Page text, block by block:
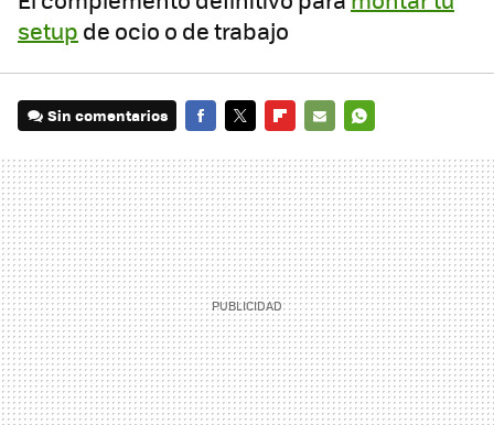
setup de ocio o de trabajo
Sin comentarios
MAIL